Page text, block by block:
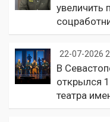
увеличить
22-07-2026
В
открылся
театра